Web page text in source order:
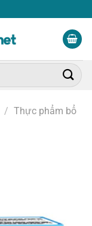
/ Thực phẩm bổ